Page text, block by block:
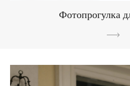
Фотопрогулка